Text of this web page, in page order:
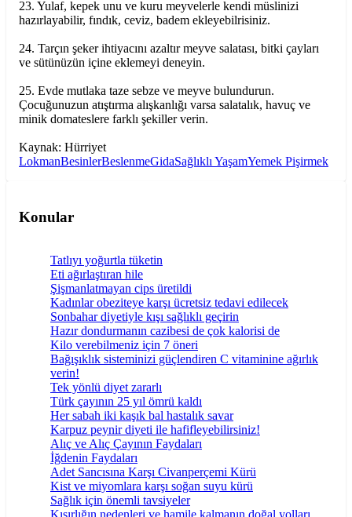
23. Yulaf, kepek unu ve kuru meyvelerle kendi müslinizi
hazırlayabilir, fındık, ceviz, badem ekleyebilrisiniz.
24. Tarçın şeker ihtiyacını azaltır meyve salatası, bitki çayları
ve sütünüzün içine eklemeyi deneyin.
25. Evde mutlaka taze sebze ve meyve bulundurun.
Çocuğunuzun atıştırma alışkanlığı varsa salatalık, havuç ve
minik domateslere farklı şekiller verin.
Kaynak: Hürriyet
LokmanBesinlerBeslenmeGidaSağlıklı YaşamYemek Pişirmek
Konular
Tatlıyı yoğurtla tüketin
Eti ağırlaştıran hile
Şişmanlatmayan cips üretildi
Kadınlar obeziteye karşı ücretsiz tedavi edilecek
Sonbahar diyetiyle kışı sağlıklı geçirin
Hazır dondurmanın cazibesi de çok kalorisi de
Kilo verebilmeniz için 7 öneri
Bağışıklık sisteminizi güçlendiren C vitaminine ağırlık
verin!
Tek yönlü diyet zararlı
Türk çayının 25 yıl ömrü kaldı
Her sabah iki kaşık bal hastalık savar
Karpuz peynir diyeti ile hafifleyebilirsiniz!
Alıç ve Alıç Çayının Faydaları
İğdenin Faydaları
Adet Sancısına Karşı Civanperçemi Kürü
Kist ve miyomlara karşı soğan suyu kürü
Sağlık için önemli tavsiyeler
Kısırlığın nedenleri ve hamile kalmanın doğal yolları